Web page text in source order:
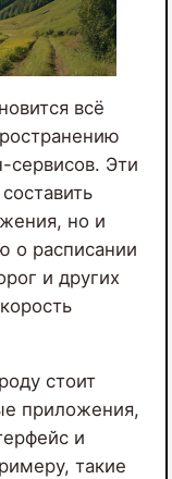
всё
Эти
но и
о расписании
и других
стоит
приложения,
и
такие